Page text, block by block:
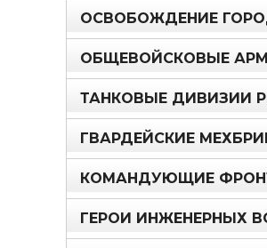
ОСВОБОЖДЕНИЕ
ОБЩЕВОЙСКОВЫЕ
ТАНКОВЫЕ ДИВИЗИИ
ГВАРДЕЙСКИЕ
КОМАНДУЮЩИЕ
ГЕРОИ ИНЖЕНЕРНЫХ